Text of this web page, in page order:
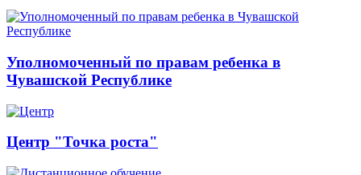
Уполномоченный по правам ребенка в
Чувашской Республике
Центр "Точка роста"